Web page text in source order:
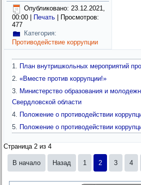
Опубликовано: 23.12.2021,
00:00
Печать
| Просмотров:
477
Категория:
Противодействие коррупции
План внутришкольных мероприятий
«Вместе против коррупции!»
Министерство образования и
Свердловской области
Положение о противодействии
Положение о противодействии
Страница 2 из 4
В начало Назад 1 2 3 4